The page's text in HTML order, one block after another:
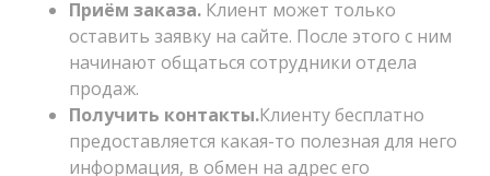
Приём заказа. Клиент может только
оставить заявку на сайте. После этого с ним
начинают общаться сотрудники отдела
продаж.
Получить контакты.Клиенту бесплатно
предоставляется какая-то полезная для него
информация, в обмен на адрес его